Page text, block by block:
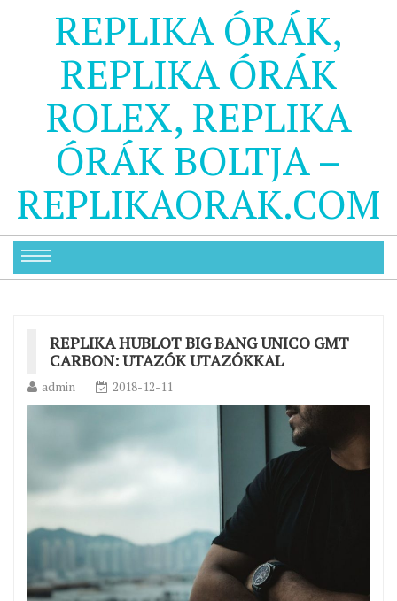
REPLIKA ÓRÁK,
REPLIKA ÓRÁK
ROLEX, REPLIKA
ÓRÁK BOLTJA –
REPLIKAORAK.COM
REPLIKA HUBLOT BIG BANG UNICO GMT
CARBON: UTAZÓK UTAZÓKKAL
admin 2018-12-11